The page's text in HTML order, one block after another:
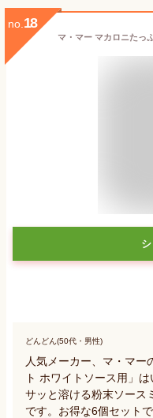
no. 18
どんどん(50代・男性)
人気メーカー、マ・マー
ト ホワイトソース用」
サッと溶ける粉末ソース
です。お得な6個セット